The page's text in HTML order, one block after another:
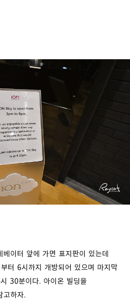
이터 앞에 가면 표지판이 있는데
터 6시까지 개방되어 있으며 마지막
30분이다. 아이온 빌딩을
고하자.